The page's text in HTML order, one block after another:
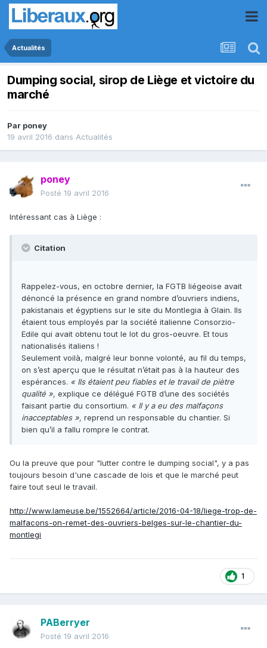
Actualités
Dumping social, sirop de Liège et victoire du
marché
Par poney
19 avril 2016 dans Actualités
poney
Posté 19 avril 2016
Intéressant cas à Liège :
Citation
Rappelez-vous, en octobre dernier, la FGTB liégeoise avait
dénoncé la présence en grand nombre d’ouvriers indiens,
pakistanais et égyptiens sur le site du Montlegia à Glain. Ils
étaient tous employés par la société italienne Consorzio-
Edile qui avait obtenu tout le lot du gros-oeuvre. Et tous
nationalisés italiens !
Seulement voilà, malgré leur bonne volonté, au fil du temps,
on s’est aperçu que le résultat n’était pas à la hauteur des
espérances. « Ils étaient peu fiables et le travail de piètre
qualité », explique ce délégué FGTB d’une des sociétés
faisant partie du consortium. « Il y a eu des malfaçons
inacceptables », reprend un responsable du chantier. Si
bien qu’il a fallu rompre le contrat.
Ou la preuve que pour "lutter contre le dumping social", y a pas
toujours besoin d'une cascade de lois et que le marché peut
faire tout seul le travail.
http://www.lameuse.be/1552664/article/2016-04-18/liege-trop-de-
malfacons-on-remet-des-ouvriers-belges-sur-le-chantier-du-
montlegi
1
PABerryer
Posté 19 avril 2016